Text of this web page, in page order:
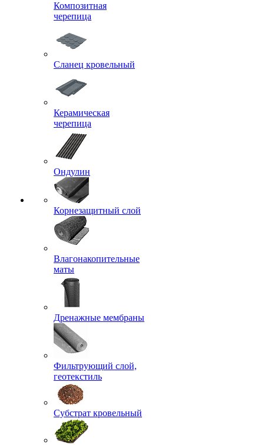
Композитная
черепица
Сланец кровельный
Керамическая
черепица
Ондулин
Корнезащитный слой
Влагонакопительные
маты
Дренажные мембраны
Фильтрующий слой,
геотекстиль
Субстрат кровельный